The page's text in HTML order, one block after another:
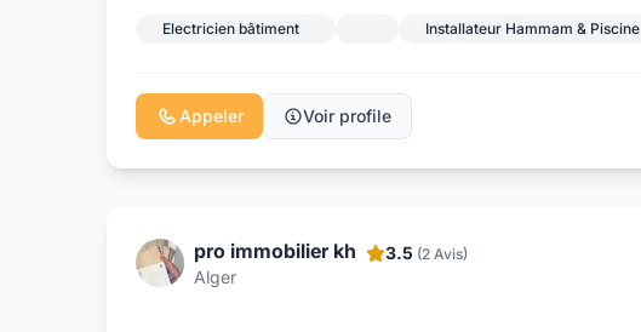
Electricien bâtiment Installateur Hammam & Piscine
Appeler Voir profile
pro immobilier kh
Alger
3.5 (2 Avis)